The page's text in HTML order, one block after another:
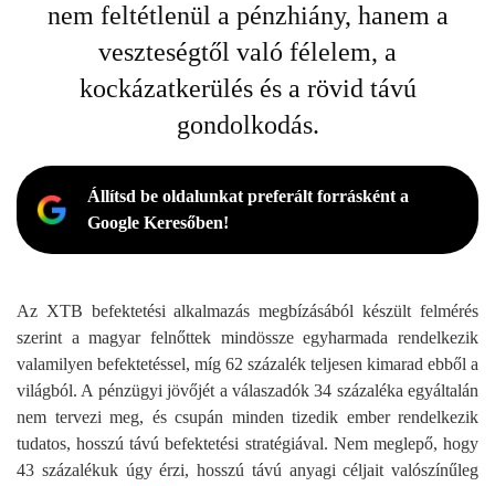
nem feltétlenül a pénzhiány, hanem a
veszteségtől való félelem, a
kockázatkerülés és a rövid távú
gondolkodás.
Állítsd be oldalunkat preferált forrásként a
Google Keresőben!
Az XTB befektetési alkalmazás megbízásából készült felmérés
szerint a magyar felnőttek mindössze egyharmada rendelkezik
valamilyen befektetéssel, míg 62 százalék teljesen kimarad ebből a
világból. A pénzügyi jövőjét a válaszadók 34 százaléka egyáltalán
nem tervezi meg, és csupán minden tizedik ember rendelkezik
tudatos, hosszú távú befektetési stratégiával. Nem meglepő, hogy
43 százalékuk úgy érzi, hosszú távú anyagi céljait valószínűleg